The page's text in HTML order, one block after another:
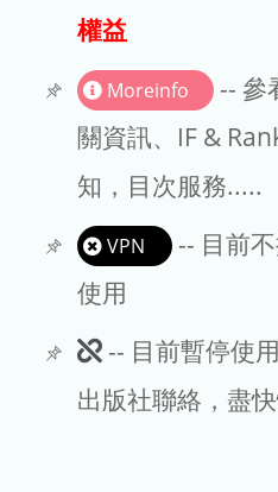
文章處
權益
Moreinfo
-- 參
關資訊、IF &
知，目次服務.....
VPN
-- 目前
使用
此
期
-- 目前暫停使
出版社聯絡，盡